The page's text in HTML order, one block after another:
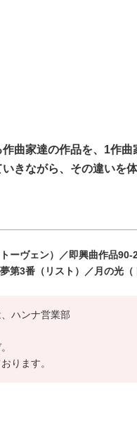
曲家達の作品を、1作曲
きながら、その違いを
ーヴェン）／即興曲作品90-
第3番（リスト）／月の光（
ハンナ営業部
ります。